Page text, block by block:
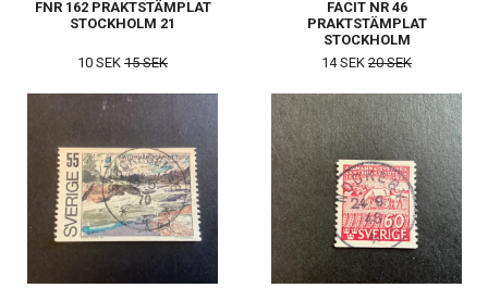
FNR 162 PRAKTSTÄMPLAT
STOCKHOLM 21
10 SEK 15 SEK
FACIT NR 46
PRAKTSTÄMPLAT
STOCKHOLM
14 SEK 20 SEK